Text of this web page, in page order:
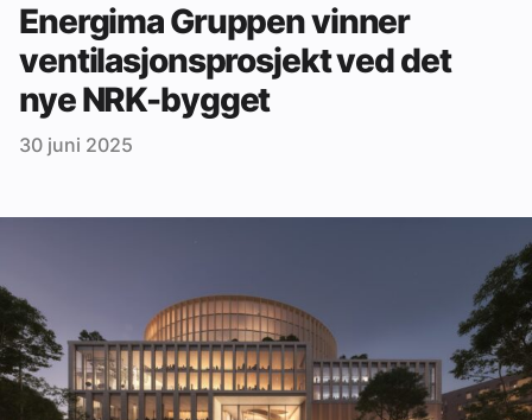
Ventilasjon
Varme og energi
Byggautomasjon
Aktuelle prosjekter
Kontakt oss:
Abonner på fagbladet Byggfakta Nyheter
Energima Gruppen vinner
ventilasjonsprosjekt ved det
nye NRK-bygget
30 juni 2025